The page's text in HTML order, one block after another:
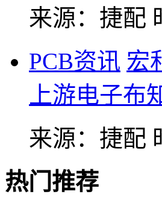
来源：捷配
PCB资讯 宏
上游电子布
来源：捷配
热门推荐